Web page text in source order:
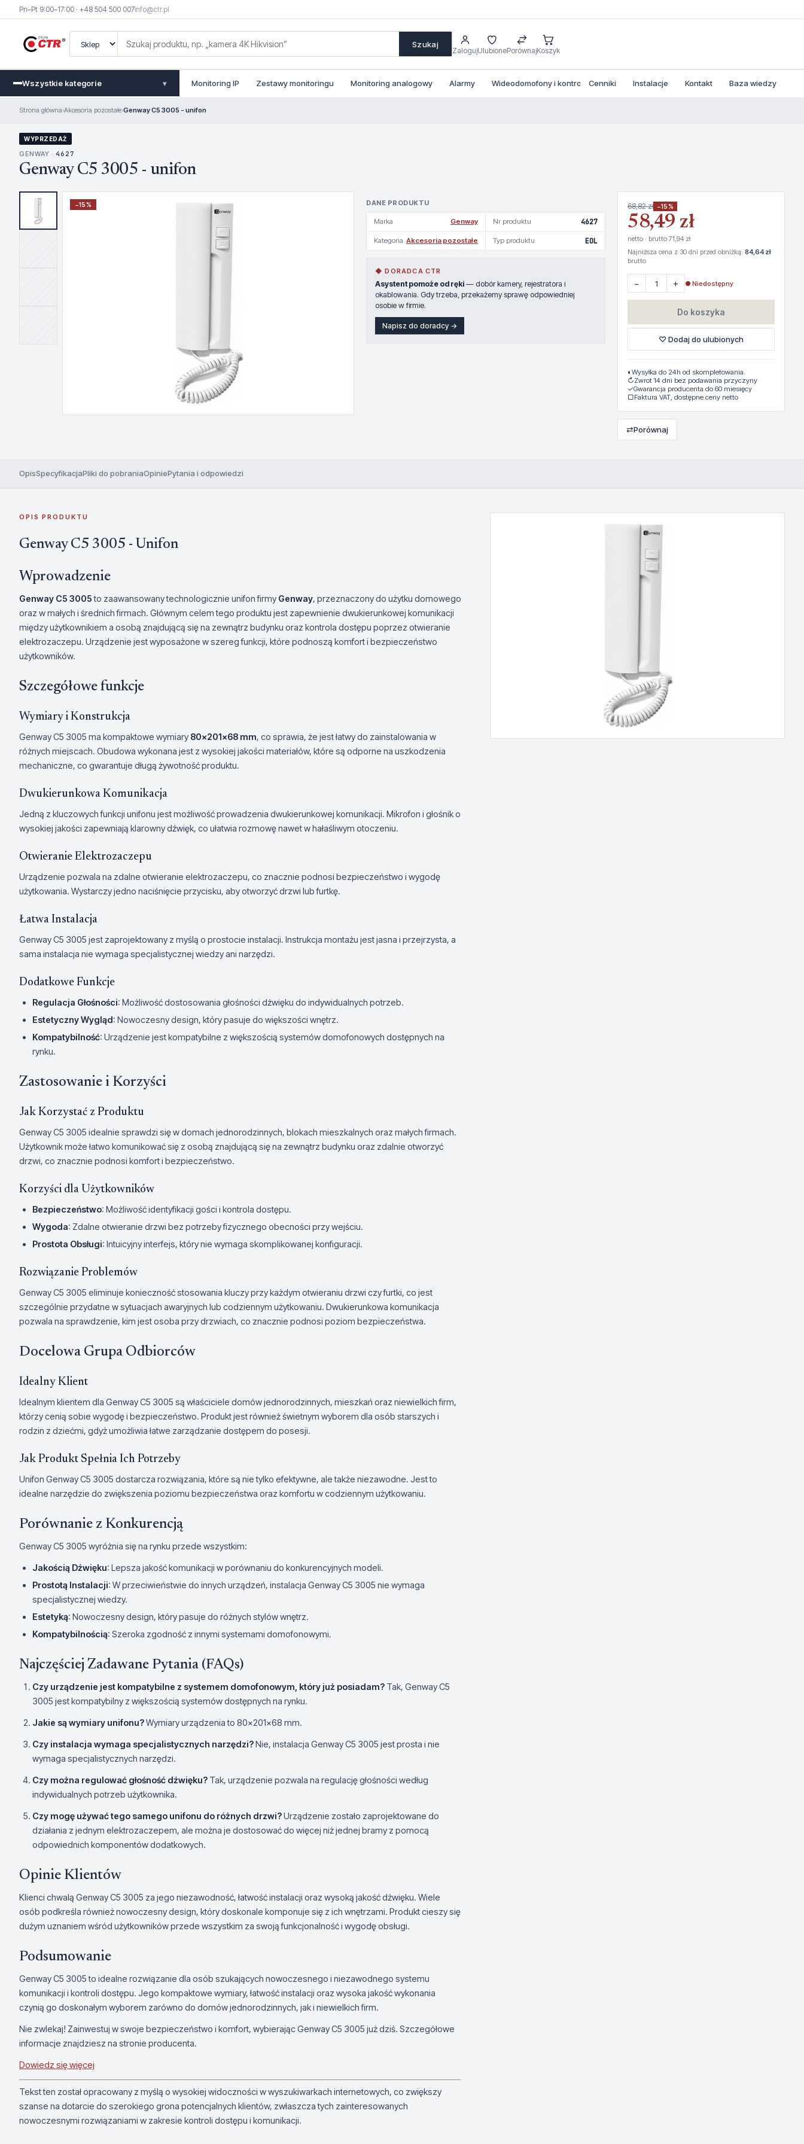
Pn–Pt 9:00–17:00 · +48 504 500 007info@ctr.pl
Szukaj
ZalogujUlubionePorównajKoszyk
Wszystkie kategorie ▾ Monitoring IP Zestawy monitoringu Monitoring analogowy Alarmy Wideodomofony i kontrola dostepu
Cenniki Instalacje Kontakt Baza wiedzy
Strona główna›Akcesoria pozostałe›Genway C5 3005 - unifon
WYPRZEDAŻ
GENWAY · 4627
Genway C5 3005 - unifon
−15% DANE PRODUKTU
Marka Genway Nr produktu 4627
Kategoria Akcesoria pozostałe Typ produktu EOL
◆ DORADCA CTR
Asystent pomoże od ręki — dobór kamery, rejestratora i
okablowania. Gdy trzeba, przekażemy sprawę odpowiedniej
osobie w firmie.
Napisz do doradcy →
68,82 zł −15%
58,49 zł
netto · brutto 71,94 zł
Najniższa cena z 30 dni przed obniżką: 84,64 zł
brutto
− + ● Niedostępny
Do koszyka
♡ Dodaj do ulubionych
◐ Wysyłka do 24h od skompletowania.
↻Zwrot 14 dni bez podawania przyczyny
✓Gwarancja producenta do 60 miesięcy
▢Faktura VAT, dostępne ceny netto
⇄Porównaj
OpisSpecyfikacjaPliki do pobraniaOpiniePytania i odpowiedzi
OPIS PRODUKTU
Genway C5 3005 - Unifon
Wprowadzenie
Genway C5 3005to zaawansowany technologicznie unifon firmy Genway, przeznaczony do użytku domowego
oraz w małych i średnich firmach. Głównym celem tego produktu jest zapewnienie dwukierunkowej komunikacji
między użytkownikiem a osobą znajdującą się na zewnątrz budynku oraz kontrola dostępu poprzez otwieranie
elektrozaczepu. Urządzenie jest wyposażone w szereg funkcji, które podnoszą komfort i bezpieczeństwo
użytkowników.
Szczegółowe funkcje
Wymiary i Konstrukcja
Genway C5 3005 ma kompaktowe wymiary 80x201x68 mm, co sprawia, że jest łatwy do zainstalowania w
różnych miejscach. Obudowa wykonana jest z wysokiej jakości materiałów, które są odporne na uszkodzenia
mechaniczne, co gwarantuje długą żywotność produktu.
Dwukierunkowa Komunikacja
Jedną z kluczowych funkcji unifonu jest możliwość prowadzenia dwukierunkowej komunikacji. Mikrofon i głośnik o
wysokiej jakości zapewniają klarowny dźwięk, co ułatwia rozmowę nawet w hałaśliwym otoczeniu.
Otwieranie Elektrozaczepu
Urządzenie pozwala na zdalne otwieranie elektrozaczepu, co znacznie podnosi bezpieczeństwo i wygodę
użytkowania. Wystarczy jedno naciśnięcie przycisku, aby otworzyć drzwi lub furtkę.
Łatwa Instalacja
Genway C5 3005 jest zaprojektowany z myślą o prostocie instalacji. Instrukcja montażu jest jasna i przejrzysta, a
sama instalacja nie wymaga specjalistycznej wiedzy ani narzędzi.
Dodatkowe Funkcje
Regulacja Głośności: Możliwość dostosowania głośności dźwięku do indywidualnych potrzeb.
Estetyczny Wygląd: Nowoczesny design, który pasuje do większości wnętrz.
Kompatybilność: Urządzenie jest kompatybilne z większością systemów domofonowych dostępnych na
rynku.
Zastosowanie i Korzyści
Jak Korzystać z Produktu
Genway C5 3005 idealnie sprawdzi się w domach jednorodzinnych, blokach mieszkalnych oraz małych firmach.
Użytkownik może łatwo komunikować się z osobą znajdującą się na zewnątrz budynku oraz zdalnie otworzyć
drzwi, co znacznie podnosi komfort i bezpieczeństwo.
Korzyści dla Użytkowników
Bezpieczeństwo: Możliwość identyfikacji gości i kontrola dostępu.
Wygoda: Zdalne otwieranie drzwi bez potrzeby fizycznego obecności przy wejściu.
Prostota Obsługi: Intuicyjny interfejs, który nie wymaga skomplikowanej konfiguracji.
Rozwiązanie Problemów
Genway C5 3005 eliminuje konieczność stosowania kluczy przy każdym otwieraniu drzwi czy furtki, co jest
szczególnie przydatne w sytuacjach awaryjnych lub codziennym użytkowaniu. Dwukierunkowa komunikacja
pozwala na sprawdzenie, kim jest osoba przy drzwiach, co znacznie podnosi poziom bezpieczeństwa.
Docelowa Grupa Odbiorców
Idealny Klient
Idealnym klientem dla Genway C5 3005 są właściciele domów jednorodzinnych, mieszkań oraz niewielkich firm,
którzy cenią sobie wygodę i bezpieczeństwo. Produkt jest również świetnym wyborem dla osób starszych i
rodzin z dziećmi, gdyż umożliwia łatwe zarządzanie dostępem do posesji.
Jak Produkt Spełnia Ich Potrzeby
Unifon Genway C5 3005 dostarcza rozwiązania, które są nie tylko efektywne, ale także niezawodne. Jest to
idealne narzędzie do zwiększenia poziomu bezpieczeństwa oraz komfortu w codziennym użytkowaniu.
Porównanie z Konkurencją
Genway C5 3005 wyróżnia się na rynku przede wszystkim:
Jakością Dźwięku: Lepsza jakość komunikacji w porównaniu do konkurencyjnych modeli.
Prostotą Instalacji: W przeciwieństwie do innych urządzeń, instalacja Genway C5 3005 nie wymaga
specjalistycznej wiedzy.
Estetyką: Nowoczesny design, który pasuje do różnych stylów wnętrz.
Kompatybilnością: Szeroka zgodność z innymi systemami domofonowymi.
Najczęściej Zadawane Pytania (FAQs)
Czy urządzenie jest kompatybilne z systemem domofonowym, który już posiadam? Tak, Genway C5
3005 jest kompatybilny z większością systemów dostępnych na rynku.
Jakie są wymiary unifonu?Wymiary urządzenia to 80x201x68 mm.
Czy instalacja wymaga specjalistycznych narzędzi?Nie, instalacja Genway C5 3005 jest prosta i nie
wymaga specjalistycznych narzędzi.
Czy można regulować głośność dźwięku? Tak, urządzenie pozwala na regulację głośności według
indywidualnych potrzeb użytkownika.
Czy mogę używać tego samego unifonu do różnych drzwi?Urządzenie zostało zaprojektowane do
działania z jednym elektrozaczepem, ale można je dostosować do więcej niż jednej bramy z pomocą
odpowiednich komponentów dodatkowych.
Opinie Klientów
Klienci chwalą Genway C5 3005 za jego niezawodność, łatwość instalacji oraz wysoką jakość dźwięku. Wiele
osób podkreśla również nowoczesny design, który doskonale komponuje się z ich wnętrzami. Produkt cieszy się
dużym uznaniem wśród użytkowników przede wszystkim za swoją funkcjonalność i wygodę obsługi.
Podsumowanie
Genway C5 3005 to idealne rozwiązanie dla osób szukających nowoczesnego i niezawodnego systemu
komunikacji i kontroli dostępu. Jego kompaktowe wymiary, łatwość instalacji oraz wysoka jakość wykonania
czynią go doskonałym wyborem zarówno do domów jednorodzinnych, jak i niewielkich firm.
Nie zwlekaj! Zainwestuj w swoje bezpieczeństwo i komfort, wybierając Genway C5 3005 już dziś. Szczegółowe
informacje znajdziesz na stronie producenta.
Dowiedz się więcej
Tekst ten został opracowany z myślą o wysokiej widoczności w wyszukiwarkach internetowych, co zwiększy
szanse na dotarcie do szerokiego grona potencjalnych klientów, zwłaszcza tych zainteresowanych
nowoczesnymi rozwiązaniami w zakresie kontroli dostępu i komunikacji.